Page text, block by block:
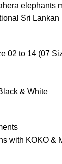
elephants
Sri
02 to 14 (07
& White
with KOKO &